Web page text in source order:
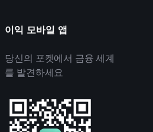
이익 모바일 앱
당신의 포켓에서 금융 세계
를 발견하세요